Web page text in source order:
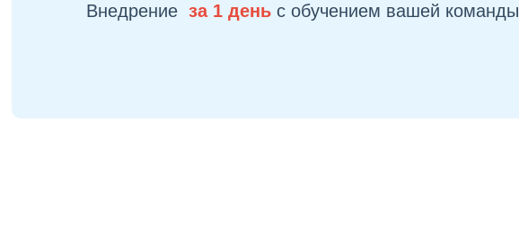
Внедрениеза 1 деньс обучением вашей команды